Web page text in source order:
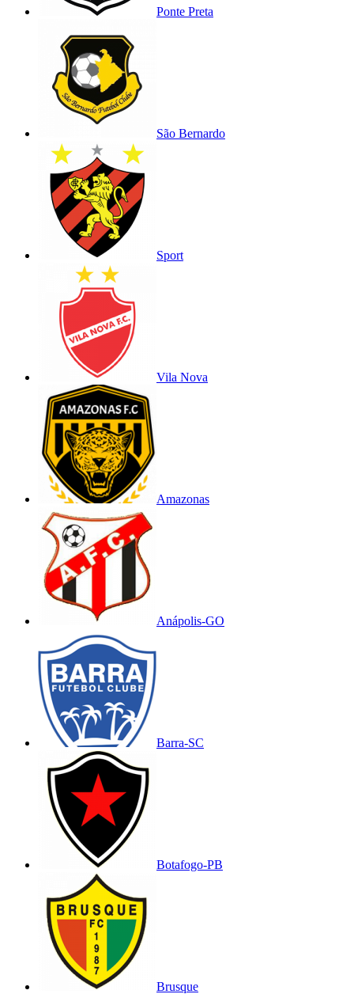
Ponte Preta
São Bernardo
Sport
Vila Nova
Amazonas
Anápolis-GO
Barra-SC
Botafogo-PB
Brusque